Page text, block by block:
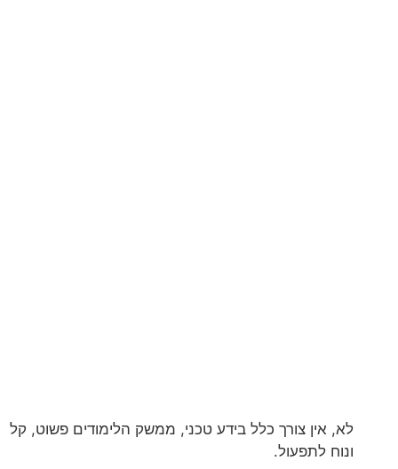
לא, אין צורך כלל בידע טכני, ממשק הלימודים פשוט, קל
ונוח לתפעול.